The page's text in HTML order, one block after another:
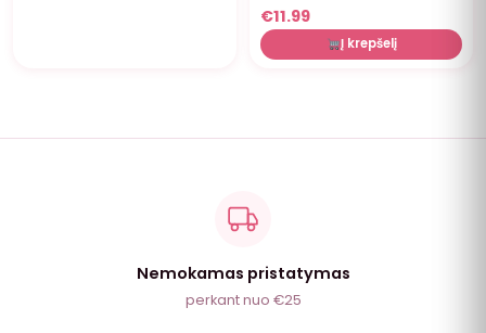
€11.99
Į krepšelį
Nemokamas pristatymas
perkant nuo €25